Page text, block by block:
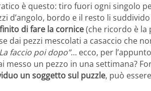
è questo: tiro fuori ogni singolo
d’angolo, bordo e il resto li
finito di fare la cornice(che ricordo è la
dai pezzi mescolati a casaccio che
faccio poi dopo”… ecco, per
messo un pezzo in una settimana?
un soggetto sul puzzle, può